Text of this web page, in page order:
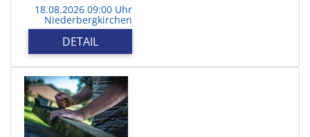
18.08.2026 09:00 Uhr
Niederbergkirchen
DETAIL